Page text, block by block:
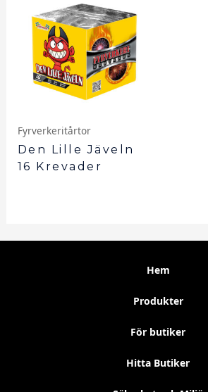
Fyrverkeritårtor
Den Lille Jäveln
16 Krevader
Hem
Produkter
För butiker
Hitta Butiker